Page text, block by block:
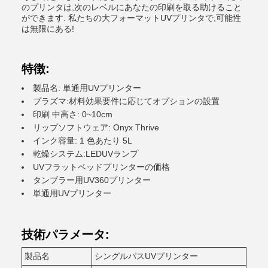
のプリンタは,次のレベルにあなたの印刷を取る助けること
ができます. 私たちの大フォーマットUVプリンタで,可能性
は無限にある!
特徴:
製品名: 単通用UVプリンター
プラズマ:材料効果要件に応じてオプションの設置
印刷 中高さ: 0~10cm
リップソフトウェア: Onyx Thrive
インク容量: 1 色あたり 5L
乾燥システム:LEDUVランプ
UVフラットベッドプリンターの価格
タンブラー用UV360プリンター
単通用UVプリンター
技術パラメータ:
製品名 シングルパスUVプリンター